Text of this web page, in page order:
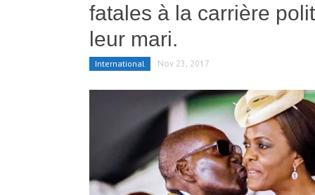
fatales à la carrière
leur mari.
International Nov 23, 2017